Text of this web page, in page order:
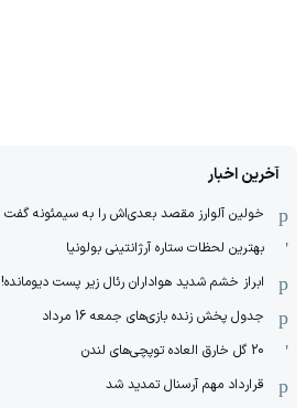
آخرین اخبار
خولین آلوارز مقصد بعدی‌اش را به سیمئونه گفت
بهترین لحظات ستاره آرژانتینی بولونیا
ابراز خشم شدید هواداران رئال زیر پست دیومانده!
جدول پخش زنده بازی‌های جمعه 16 مرداد
20 گل خارق العاده توپچی‌های لندن
قرارداد مهم آرسنال تمدید شد